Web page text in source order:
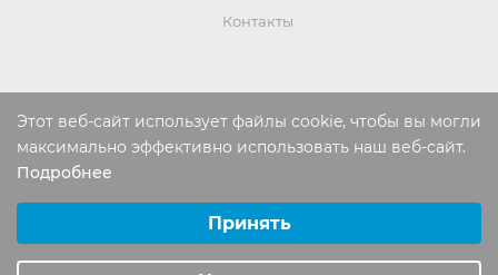
Контакты
ИНФОРМАЦИЯ
Вопросы и ответы
Политика конфиденциальности
Этот веб-сайт использует файлы cookie, чтобы вы могли
максимально эффективно использовать наш веб-сайт.
Подробнее
Аналитические/Функциональные
Принять